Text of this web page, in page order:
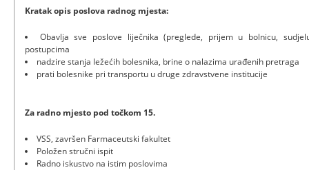
Kratak opis poslova radnog mjesta:
Obavlja sve poslove liječnika (preglede, prijem u bolnicu,
postupcima
nadzire stanja ležećih bolesnika, brine o nalazima urađenih pretraga
prati bolesnike pri transportu u druge zdravstvene institucije
Za radno mjesto pod točkom 15.
VSS, završen Farmaceutski fakultet
Položen stručni ispit
Radno iskustvo na istim poslovima